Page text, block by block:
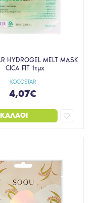
KOCOSTAR
HYDROGEL MELT MASK
CICA FIT 1τμχ
4,07€
ΚΑΛΆΘΙ